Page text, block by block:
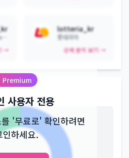
맥도날드(McDonald's)
→
lotteria_kr
롯데리아
상세 분석 보기 →
Premium
사용자 전용
'무료로' 확인하려면
인하세요.
계 차트